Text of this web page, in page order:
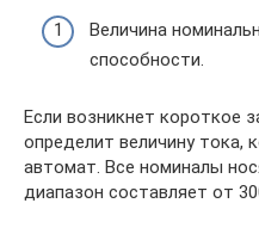
Величина
способности.
Если возникнет короткое
определит величину
автомат. Все номиналы
диапазон составляет от